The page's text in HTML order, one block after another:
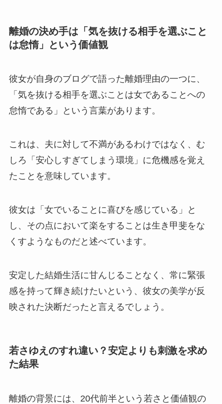
離婚の決め手は「気を抜ける相手を選ぶこと
は怠惰」という価値観
彼女が自身のブログで語った離婚理由の一つに、
「気を抜ける相手を選ぶことは女であることへの
怠惰である」という言葉があります。
これは、夫に対して不満があるわけではなく、む
しろ「安心しすぎてしまう環境」に危機感を覚え
たことを意味しています。
彼女は「女でいることに喜びを感じている」と
し、その点において楽をすることは生き甲斐をな
くすようなものだと述べています。
安定した結婚生活に甘んじることなく、常に緊張
感を持って輝き続けたいという、彼女の美学が反
映された決断だったと言えるでしょう。
若さゆえのすれ違い？安定よりも刺激を求め
た結果
離婚の背景には、20代前半という若さと価値観の